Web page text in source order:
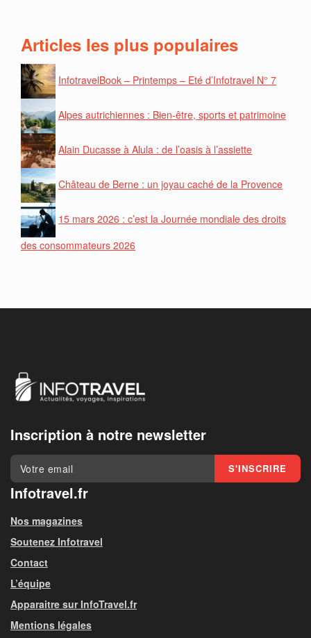
Articles les plus populaires
InfotravelBook – Printemps – Eté d’Infotravel N° 7
Alpes autrichiennes : Bien-être, sports et patrimoine
Alain Ducasse à Alula : de l’oasis à l’assiette
Château de Berne : un joyau caché de la Provence
15 mars 2026 : c’est la Journée mondiale des droits
des consommateurs 2026
Inscription à notre newsletter
Infotravel.fr
Nos magazines
Soutenez Infotravel
Contact
L’équipe
Apparaitre sur InfoTravel.fr
Mentions légales